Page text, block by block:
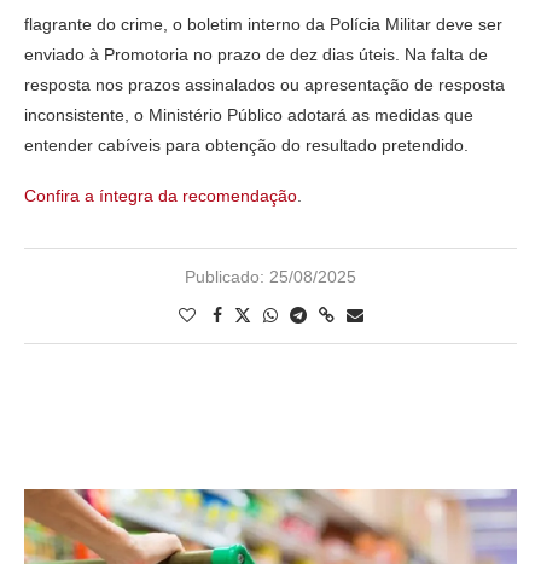
flagrante do crime, o boletim interno da Polícia Militar deve ser
enviado à Promotoria no prazo de dez dias úteis. Na falta de
resposta nos prazos assinalados ou apresentação de resposta
inconsistente, o Ministério Público adotará as medidas que
entender cabíveis para obtenção do resultado pretendido.
Confira a íntegra da recomendação.
Publicado: 25/08/2025